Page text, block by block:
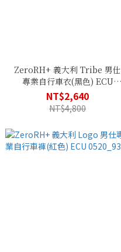
ZeroRH+ 義大利 Tribe 男仕
專業自行車衣(黑色) ECU
0506_930
NT$2,640
NT$4,800